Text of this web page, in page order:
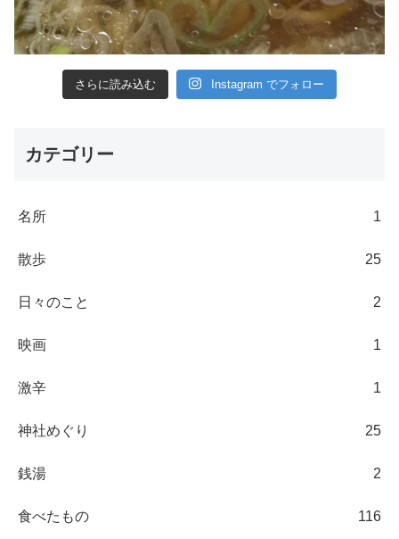
さらに読み込む Instagram でフォロー
カテゴリー
名所 1
散歩 25
日々のこと 2
映画 1
激辛 1
神社めぐり 25
銭湯 2
食べたもの 116